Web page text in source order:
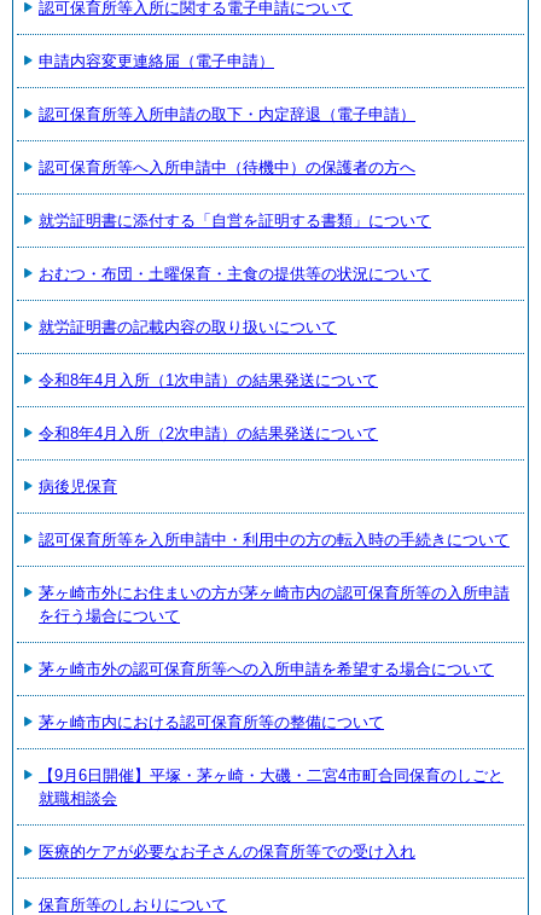
認可保育所等入所に関する電子申請について
申請内容変更連絡届（電子申請）
認可保育所等入所申請の取下・内定辞退（電子申請）
認可保育所等へ入所申請中（待機中）の保護者の方へ
就労証明書に添付する「自営を証明する書類」について
おむつ・布団・土曜保育・主食の提供等の状況について
就労証明書の記載内容の取り扱いについて
令和8年4月入所（1次申請）の結果発送について
令和8年4月入所（2次申請）の結果発送について
病後児保育
認可保育所等を入所申請中・利用中の方の転入時の手続きについて
茅ヶ崎市外にお住まいの方が茅ヶ崎市内の認可保育所等の入所申請
を行う場合について
茅ヶ崎市外の認可保育所等への入所申請を希望する場合について
茅ヶ崎市内における認可保育所等の整備について
【9月6日開催】平塚・茅ヶ崎・大磯・二宮4市町合同保育のしごと
就職相談会
医療的ケアが必要なお子さんの保育所等での受け入れ
保育所等のしおりについて